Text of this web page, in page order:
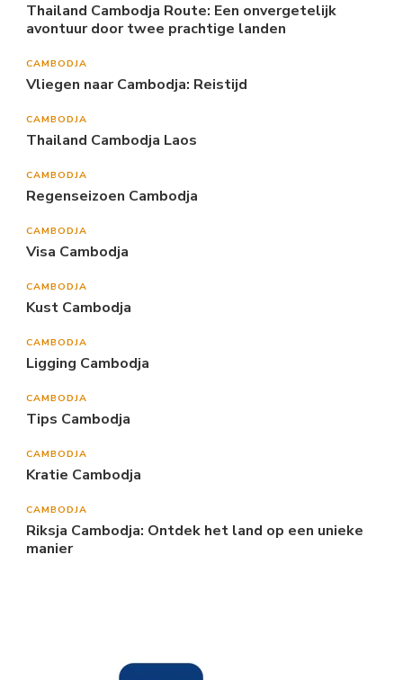
Thailand Cambodja Route: Een onvergetelijk
avontuur door twee prachtige landen
CAMBODJA
Vliegen naar Cambodja: Reistijd
CAMBODJA
Thailand Cambodja Laos
CAMBODJA
Regenseizoen Cambodja
CAMBODJA
Visa Cambodja
CAMBODJA
Kust Cambodja
CAMBODJA
Ligging Cambodja
CAMBODJA
Tips Cambodja
CAMBODJA
Kratie Cambodja
CAMBODJA
Riksja Cambodja: Ontdek het land op een unieke
manier